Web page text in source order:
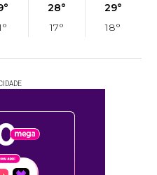
28°
17°
29°
18°